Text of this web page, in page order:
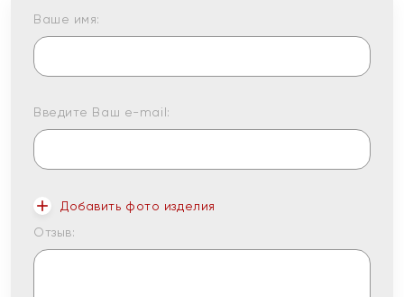
Ваше имя:
Введите Ваш e-mail:
Добавить фото изделия
Отзыв: